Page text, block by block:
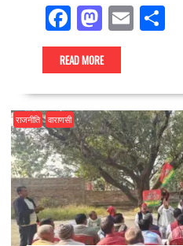
F
ac
e
b
o
o
k
M
as
to
d
o
n
E
l
S
e
READ MORE
राजनीति वाराणसी